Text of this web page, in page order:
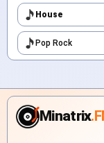
House
Pop Rock
Minatrix